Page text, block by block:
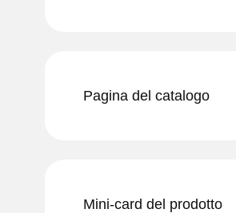
Pagina del catalogo
Mini-card del prodotto